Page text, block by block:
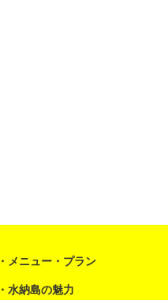
メニュー・プラン
水納島の魅力